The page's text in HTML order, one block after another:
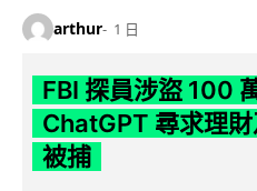
arthur 1 日
FBI 探員涉盜 100
ChatGPT 尋求理
被捕